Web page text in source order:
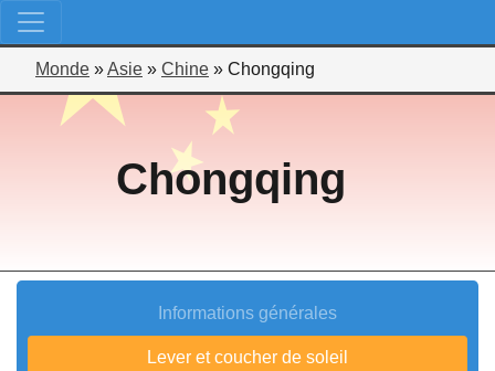
Monde »Asie » Chine » Chongqing
Chongqing
Informations générales
Lever et coucher de soleil